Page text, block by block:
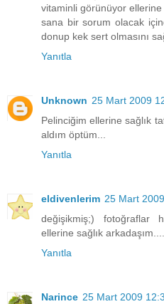
vitaminli görünüyor ellerine
sana bir sorum olacak
donup kek sert olmasını
Yanıtla
Unknown 25 Mart 2009
Pelinciğim ellerine sağlık
aldım öptüm...
Yanıtla
eldivenlerim 25 Mart
değişikmiş;) fotoğraflar
ellerine sağlık arkadaşım....
Yanıtla
Narince 25 Mart 2009